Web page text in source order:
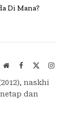
Di Mana?
WebsiteFacebook Instagram
naskhi
dan